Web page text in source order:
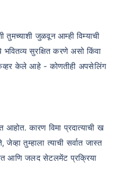
तुमच्याशी जुळवून आम्ही विम्याची
सुरक्षित करणे असो किंवा
केले आहे - कोणतीही अपसेलिंग
आहोत. कारण विमा प्रदात्याची ख
जेव्हा तुम्हाला त्याची सर्वात जास्त
आणि जलद सेटलमेंट प्रक्रिया